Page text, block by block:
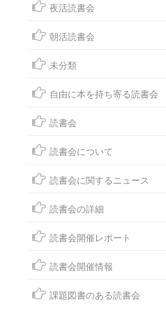
夜活読書会
朝活読書会
未分類
自由に本を持ち寄る読書会
読書会
読書会について
読書会に関するニュース
読書会の詳細
読書会開催レポート
読書会開催情報
課題図書のある読書会